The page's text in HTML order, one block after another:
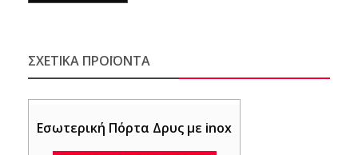
ΣΧΕΤΙΚΆ ΠΡΟΪΌΝΤΑ
Εσωτερική Πόρτα Δρυς με inox